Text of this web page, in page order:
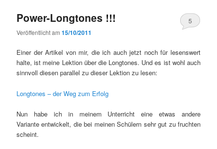
Power-Longtones !!!
Veröffentlicht am15/10/2011
5
Einer der Artikel von mir, die ich auch jetzt noch für lesenswert
halte, ist meine Lektion über die Longtones. Und es ist wohl auch
sinnvoll diesen parallel zu dieser Lektion zu lesen:
Longtones – der Weg zum Erfolg
Nun habe ich in meinem Unterricht eine etwas andere
Variante entwickelt, die bei meinen Schülern sehr gut zu fruchten
scheint.